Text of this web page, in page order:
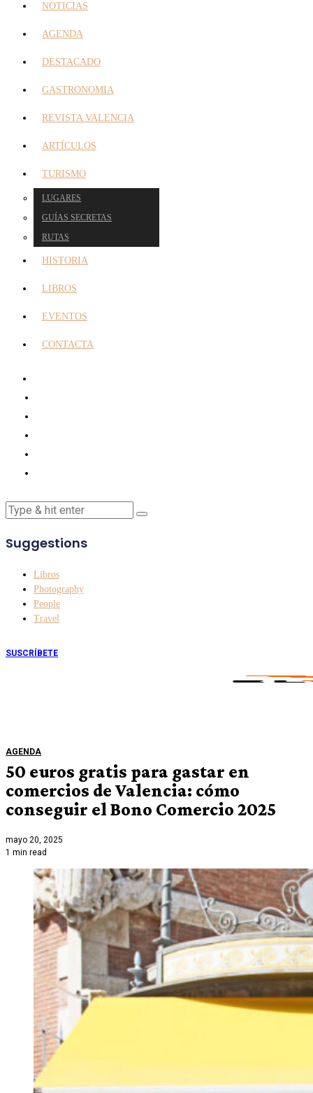
NOTICIAS
AGENDA
DESTACADO
GASTRONOMIA
REVISTA VALENCIA
ARTÍCULOS
TURISMO
LUGARES
GUÍAS SECRETAS
RUTAS
HISTORIA
LIBROS
EVENTOS
CONTACTA
Suggestions
Libros
Photography
People
Travel
SUSCRÍBETE
AGENDA
50 euros gratis para gastar en
comercios de Valencia: cómo
conseguir el Bono Comercio 2025
mayo 20, 2025
1 min read